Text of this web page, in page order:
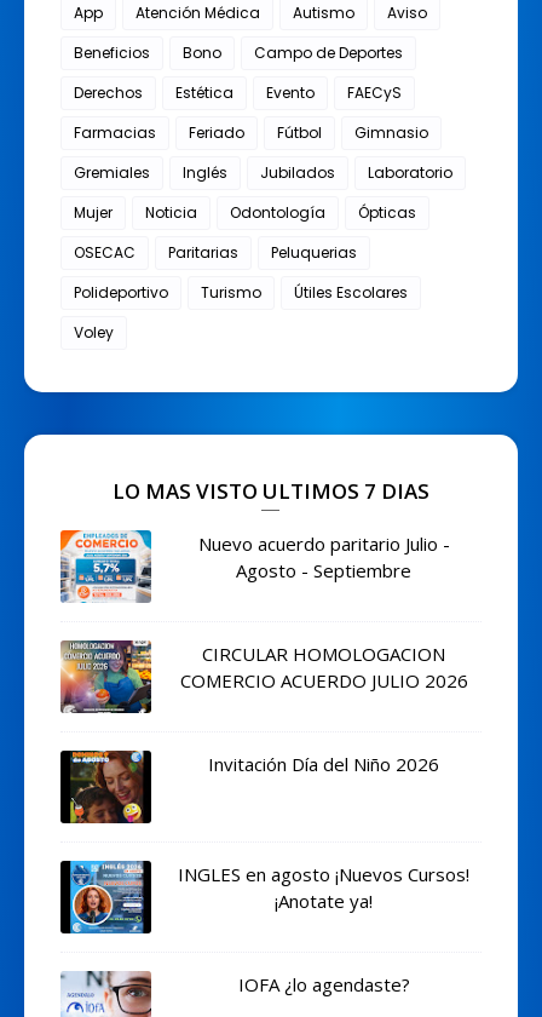
App Atención Médica Autismo
Aviso
Beneficios
Bono
Campo de Deportes
Derechos
Estética Evento
FAECyS
Farmacias
Feriado Fútbol
Gimnasio
Gremiales
Inglés Jubilados
Laboratorio
Mujer
Noticia Odontología
Ópticas
OSECAC
Paritarias
Peluquerias
Polideportivo
Turismo
Útiles Escolares
Voley
LO MAS VISTO ULTIMOS 7 DIAS
Nuevo acuerdo paritario Julio -
Agosto - Septiembre
CIRCULAR HOMOLOGACION
COMERCIO ACUERDO JULIO 2026
Invitación Día del Niño 2026
INGLES en agosto ¡Nuevos Cursos!
¡Anotate ya!
IOFA ¿lo agendaste?